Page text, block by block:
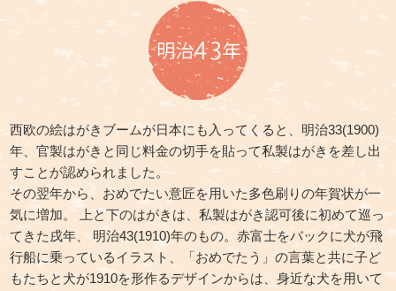
西欧の絵はがきブームが日本にも入ってくると、 明治33(1900)
年、官製はがきと同じ料金の切手を貼って私製はがきを差し出
すことが認められました。
その翌年から、おめでたい意匠を用いた多色刷りの年賀状が一
気に増加。
上と下のはがきは、私製はがき認可後に初めて巡っ
てきた戌年、
明治43(1910)年のもの。赤富士をバックに犬が飛
行船に乗っているイラスト、
「おめでたう」の言葉と共に子ど
もたちと犬が1910を形作るデザインからは、身近な犬を用いて